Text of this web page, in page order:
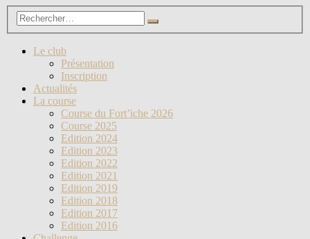
Le club
Présentation
Inscription
Actualités
La course
Course du Fort’iche 2026
Course 2025
Edition 2024
Edition 2023
Edition 2022
Edition 2021
Edition 2019
Edition 2018
Edition 2017
Edition 2016